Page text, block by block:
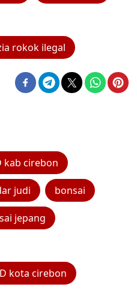
rokok ilegal
kab cirebon
judi bonsai
jepang
kota cirebon